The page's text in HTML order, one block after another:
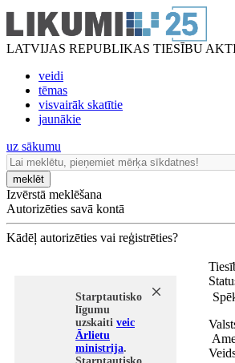
LATVIJAS REPUBLIKAS TIESĪBU
veidi
tēmas
visvairāk skatītie
jaunākie
uz sākumu
meklēt
Izvērstā meklēšana
Autorizēties savā kontā
Kādēļ autorizēties vai reģistrēties?
Starptautisko
līgumu
uzskaiti veic
Ārlietu
ministrija.